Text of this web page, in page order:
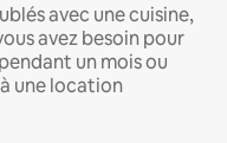
avec une cuisine,
avez besoin pour
un mois ou
une location